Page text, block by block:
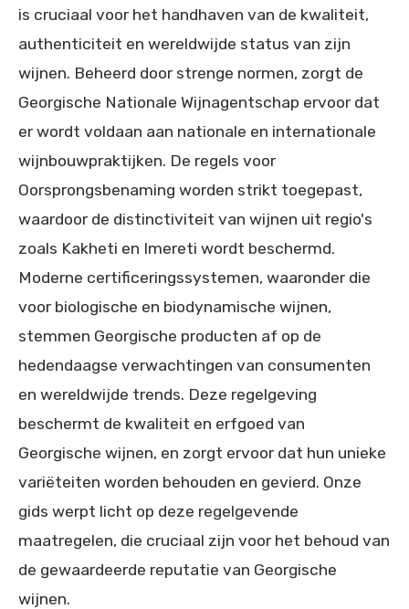
is cruciaal voor het handhaven van de kwaliteit,
authenticiteit en wereldwijde status van zijn
wijnen. Beheerd door strenge normen, zorgt de
Georgische Nationale Wijnagentschap ervoor dat
er wordt voldaan aan nationale en internationale
wijnbouwpraktijken. De regels voor
Oorsprongsbenaming worden strikt toegepast,
waardoor de distinctiviteit van wijnen uit regio's
zoals Kakheti en Imereti wordt beschermd.
Moderne certificeringssystemen, waaronder die
voor biologische en biodynamische wijnen,
stemmen Georgische producten af op de
hedendaagse verwachtingen van consumenten
en wereldwijde trends. Deze regelgeving
beschermt de kwaliteit en erfgoed van
Georgische wijnen, en zorgt ervoor dat hun unieke
variëteiten worden behouden en gevierd. Onze
gids werpt licht op deze regelgevende
maatregelen, die cruciaal zijn voor het behoud van
de gewaardeerde reputatie van Georgische
wijnen.